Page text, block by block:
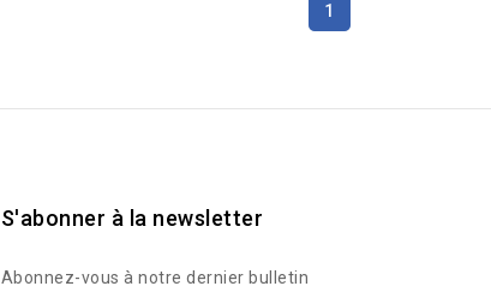
1
S'abonner à la newsletter
Abonnez-vous à notre dernier bulletin